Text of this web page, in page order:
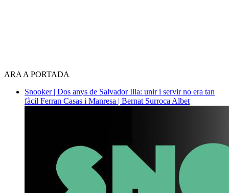
ARA A PORTADA
Snooker | Dos anys de Salvador Illa: unir i servir no era tan
fàcil Ferran Casas i Manresa | Bernat Surroca Albet